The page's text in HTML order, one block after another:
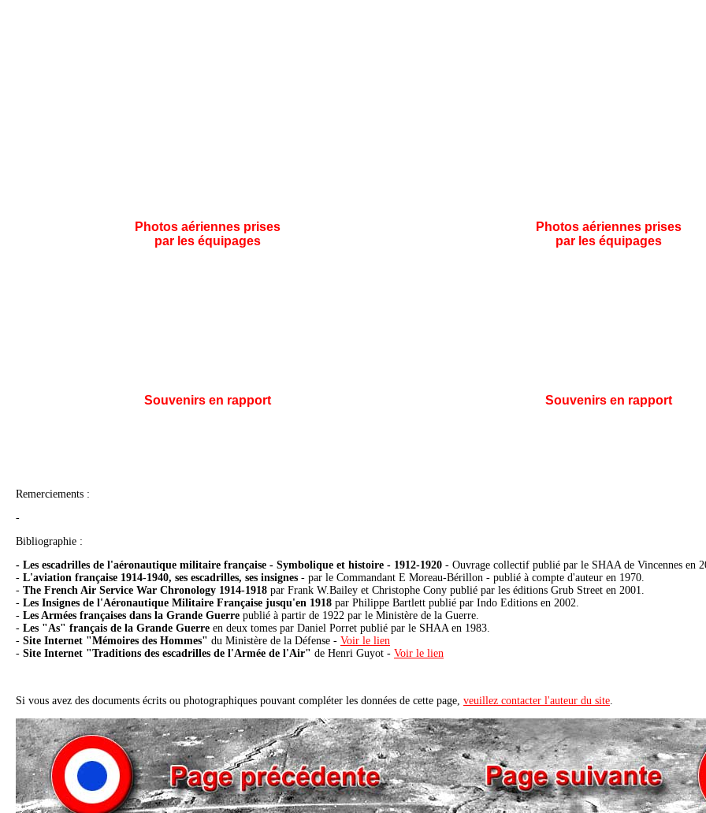
Photos aériennes prises
par les équipages
Photos aériennes prises
par les équipages
Souvenirs en rapport Souvenirs en rapport
Remerciements :
-
Bibliographie :
- Les escadrilles de l'aéronautique militaire française - Symbolique et histoire - 1912-1920 - Ouvrage collectif publié par le SHAA de Vincennes en
- L'aviation française 1914-1940, ses escadrilles, ses insignes - par le Commandant E Moreau-Bérillon - publié à compte d'auteur en 1970.
- The French Air Service War Chronology 1914-1918 par Frank W.Bailey et Christophe Cony publié par les éditions Grub Street en 2001.
- Les Insignes de l'Aéronautique Militaire Française jusqu'en 1918 par Philippe Bartlett publié par Indo Editions en 2002.
- Les Armées françaises dans la Grande Guerre publié à partir de 1922 par le Ministère de la Guerre.
- Les "As" français de la Grande Guerre en deux tomes par Daniel Porret publié par le SHAA en 1983.
- Site Internet "Mémoires des Hommes" du Ministère de la Défense - Voir le lien
- Site Internet "Traditions des escadrilles de l'Armée de l'Air" de Henri Guyot - Voir le lien
Si vous avez des documents écrits ou photographiques pouvant compléter les données de cette page, veuillez contacter l'auteur du site.